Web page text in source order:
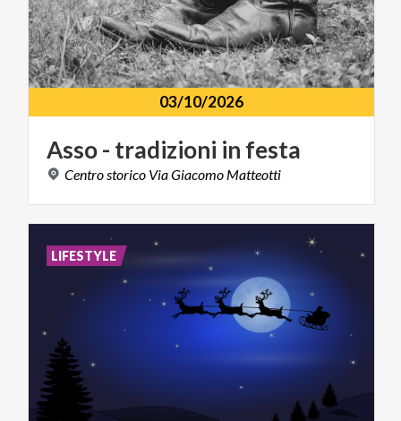
03/10/2026
Asso- tradizioni in festa
Centro storico ViaGiacomo Matteotti
LIFESTYLE